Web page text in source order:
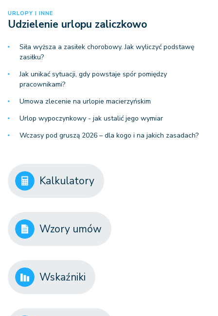
URLOPY I INNE
Udzielenie urlopu zaliczkowo
Siła wyższa a zasiłek chorobowy. Jak wyliczyć podstawę
zasiłku?
Jak unikać sytuacji, gdy powstaje spór pomiędzy
pracownikami?
Umowa zlecenie na urlopie macierzyńskim
Urlop wypoczynkowy - jak ustalić jego wymiar
Wczasy pod gruszą 2026 – dla kogo i na jakich zasadach?
Kalkulatory
Wzory umów
Wskaźniki